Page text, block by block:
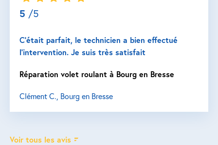
5 /5
C’était parfait, le technicien a bien effectué
l’intervention. Je suis très satisfait
Réparation volet roulant à Bourg en Bresse
Clément C., Bourg en Bresse
Voir tous les avis